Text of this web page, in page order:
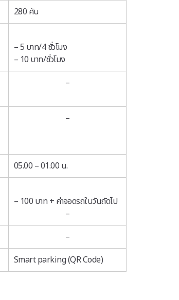
280 คัน
– 5 บาท/4 ชั่วโมง
– 10 บาท/ชั่วโมง
–
–
05.00 – 01.00 น.
– 100 บาท + ค่าจอดรถในวันถัดไป
–
–
Smart parking (QR Code)